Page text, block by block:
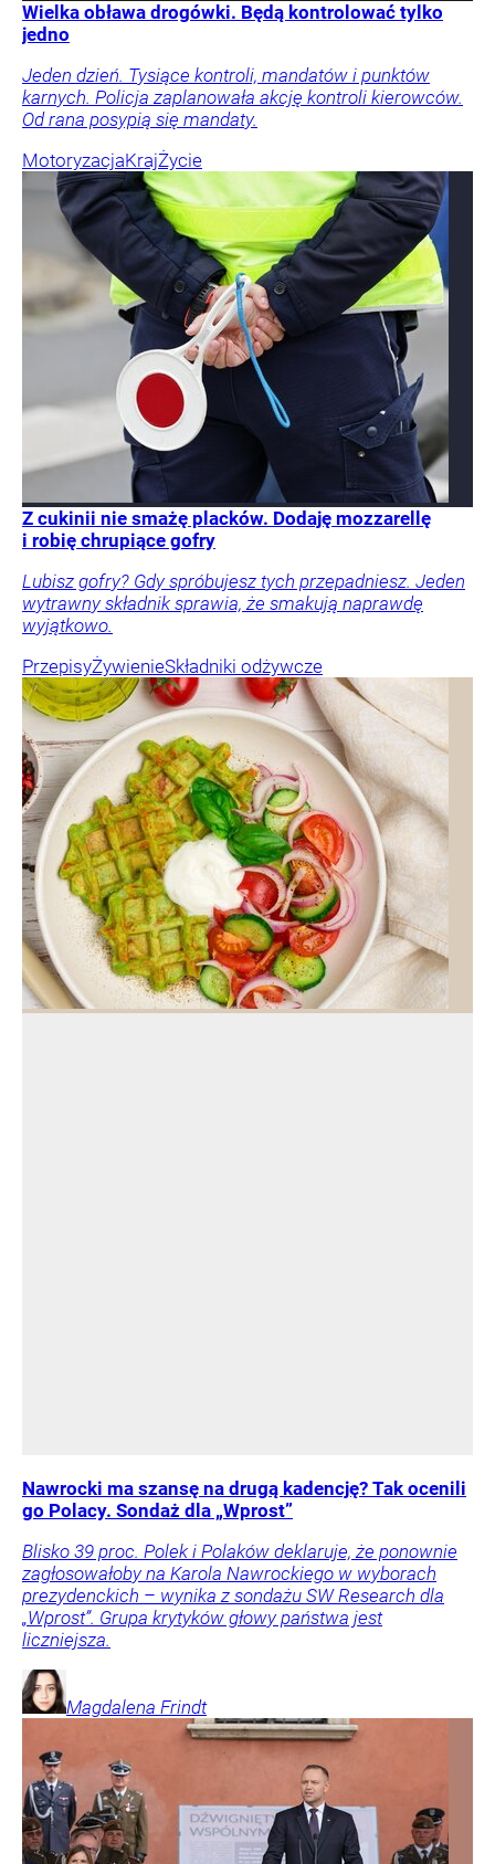
Wielka obława drogówki. Będą kontrolować tylko
jedno
Jeden dzień. Tysiące kontroli, mandatów i punktów
karnych. Policja zaplanowała akcję kontroli kierowców.
Od rana posypią się mandaty.
MotoryzacjaKrajŻycie
Z cukinii nie smażę placków. Dodaję mozzarellę
i robię chrupiące gofry
Lubisz gofry? Gdy spróbujesz tych przepadniesz. Jeden
wytrawny składnik sprawia, że smakują naprawdę
wyjątkowo.
PrzepisyŻywienieSkładniki odżywcze
Nawrocki ma szansę na drugą kadencję? Tak ocenili
go Polacy. Sondaż dla „Wprost”
Blisko 39 proc. Polek i Polaków deklaruje, że ponownie
zagłosowałoby na Karola Nawrockiego w wyborach
prezydenckich – wynika z sondażu SW Research dla
„Wprost”. Grupa krytyków głowy państwa jest
liczniejsza.
Magdalena Frindt